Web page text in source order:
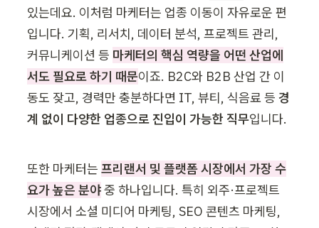
있는데요. 이처럼 마케터는 업종 이동이 자유로운 편
입니다. 기획, 리서치, 데이터 분석, 프로젝트 관리,
커뮤니케이션 등 마케터의 핵심 역량을 어떤 산업에
서도 필요로 하기 때문이죠. B2C와 B2B 산업 간 이
동도 잦고, 경력만 충분하다면 IT, 뷰티, 식음료 등 경
계 없이 다양한 업종으로 진입이 가능한 직무입니다.
또한 마케터는 프리랜서 및 플랫폼 시장에서 가장 수
요가 높은 분야 중 하나입니다. 특히 외주·프로젝트
시장에서 소셜 미디어 마케팅, SEO 콘텐츠 마케팅,